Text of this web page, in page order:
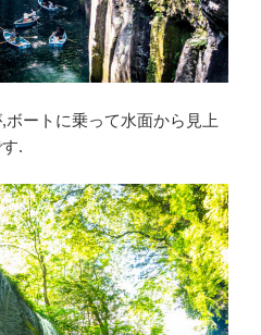
ボートに乗って水面から見上
.